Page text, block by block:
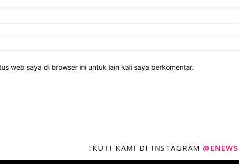
web saya di browser ini untuk lain kali saya berkomentar.
IKUTI KAMI DI INSTAGRAM @ENEWS